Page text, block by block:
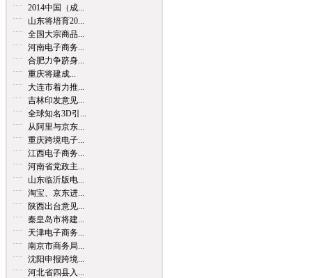
2014中国（成...
山东将培育20...
全国大宗商品...
河南电子商务...
合肥力争跻身...
重庆将建成...
大连市着力推...
吉林印发意见...
全球知名3D引...
从阿里与京东...
重庆跨境电子...
江西电子商务...
河南省党政主...
山东临沂版电...
淘宝、京东进...
陕西出台意见...
秦皇岛市将建...
天津电子商务...
南京市商务局...
沈阳申报跨境...
河北省四县入...